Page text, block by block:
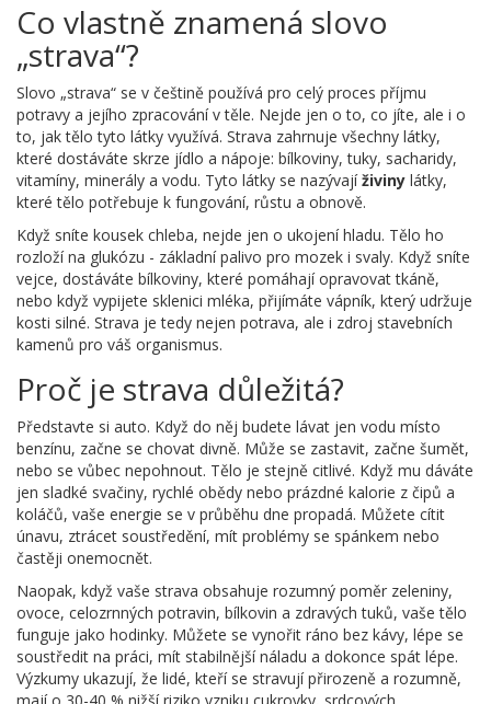
Co vlastně znamená slovo
„strava“?
Slovo „strava“ se v češtině používá pro celý proces příjmu
potravy a jejího zpracování v těle. Nejde jen o to, co jíte, ale i o
to, jak tělo tyto látky využívá. Strava zahrnuje všechny látky,
které dostáváte skrze jídlo a nápoje: bílkoviny, tuky, sacharidy,
vitamíny, minerály a vodu. Tyto látky se nazývajíživiny látky,
které tělo potřebuje k fungování, růstu a obnově.
Když sníte kousek chleba, nejde jen o ukojení hladu. Tělo ho
rozloží na glukózu - základní palivo pro mozek i svaly. Když sníte
vejce, dostáváte bílkoviny, které pomáhají opravovat tkáně,
nebo když vypijete sklenici mléka, přijímáte vápník, který udržuje
kosti silné. Strava je tedy nejen potrava, ale i zdroj stavebních
kamenů pro váš organismus.
Proč je strava důležitá?
Představte si auto. Když do něj budete lávat jen vodu místo
benzínu, začne se chovat divně. Může se zastavit, začne šumět,
nebo se vůbec nepohnout. Tělo je stejně citlivé. Když mu dáváte
jen sladké svačiny, rychlé obědy nebo prázdné kalorie z čipů a
koláčů, vaše energie se v průběhu dne propadá. Můžete cítit
únavu, ztrácet soustředění, mít problémy se spánkem nebo
častěji onemocnět.
Naopak, když vaše strava obsahuje rozumný poměr zeleniny,
ovoce, celozrnných potravin, bílkovin a zdravých tuků, vaše tělo
funguje jako hodinky. Můžete se vynořit ráno bez kávy, lépe se
soustředit na práci, mít stabilnější náladu a dokonce spát lépe.
Výzkumy ukazují, že lidé, kteří se stravují přirozeně a rozumně,